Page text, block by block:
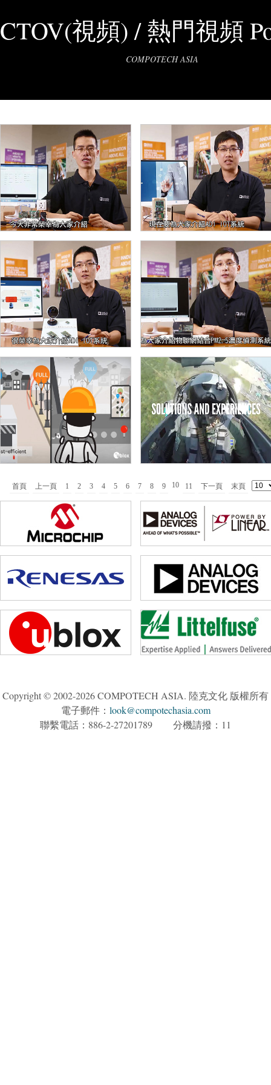
CTOV(視頻) / 熱門視頻
COMPOTECH ASIA
首頁 上一頁 1 2 3 4 5 6 7 8 9 10 11 下一頁 末頁
Copyright © 2002-2026 COMPOTECH ASIA. 陸克文化 版權所有
電子郵件： look@compotechasia.com
聯繫電話：886-2-27201789 分機請撥：11